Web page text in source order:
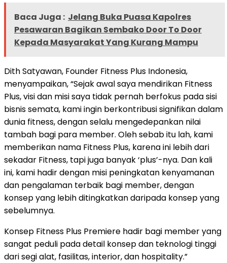
Baca Juga : Jelang Buka Puasa Kapolres
Pesawaran Bagikan Sembako Door To Door
Kepada Masyarakat Yang Kurang Mampu
Dith Satyawan, Founder Fitness Plus Indonesia,
menyampaikan, “Sejak awal saya mendirikan Fitness
Plus, visi dan misi saya tidak pernah berfokus pada sisi
bisnis semata, kami ingin berkontribusi signifikan dalam
dunia fitness, dengan selalu mengedepankan nilai
tambah bagi para member. Oleh sebab itu lah, kami
memberikan nama Fitness Plus, karena ini lebih dari
sekadar Fitness, tapi juga banyak ‘plus’-nya. Dan kali
ini, kami hadir dengan misi peningkatan kenyamanan
dan pengalaman terbaik bagi member, dengan
konsep yang lebih ditingkatkan daripada konsep yang
sebelumnya.
Konsep Fitness Plus Premiere hadir bagi member yang
sangat peduli pada detail konsep dan teknologi tinggi
dari segi alat, fasilitas, interior, dan hospitality.”